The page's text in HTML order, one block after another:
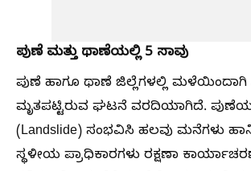
ಪುಣೆ ಮತ್ತು ಥಾಣೆಯಲ್ಲಿ 5 ಸಾವು
ಪುಣೆ ಹಾಗೂ ಥಾಣೆ ಜಿಲ್ಲೆಗಳಲ್ಲಿ ಮಳೆಯಿಂದಾಗಿ
ಮೃತಪಟ್ಟಿರುವ ಘಟನೆ ವರದಿಯಾಗಿದೆ.
(Landslide) ಸಂಭವಿಸಿ ಹಲವು ಮನೆಗಳು
ಸ್ಥಳೀಯ ಪ್ರಾಧಿಕಾರಗಳು ರಕ್ಷಣಾ